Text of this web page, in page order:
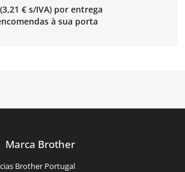
€ s/IVA) por entrega
à sua porta
Marca Brother
Brother Portugal